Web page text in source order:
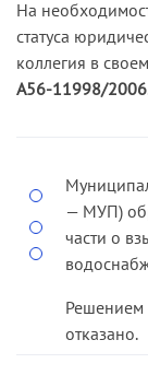
Суд
На
статуса
коллегия в
А56-11998/2006
— МУП)
части о
Решением
отказано.